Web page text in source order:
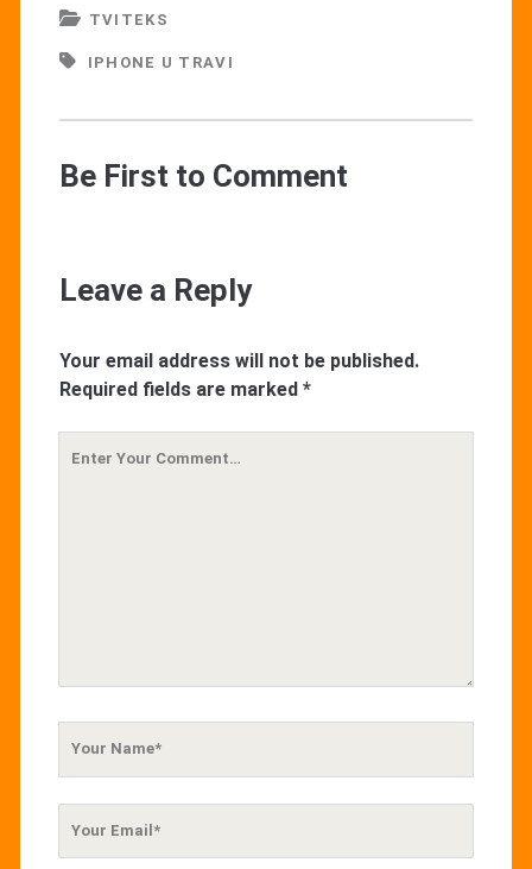
TVITEKS
IPHONE U TRAVI
Be First to Comment
Leave a Reply
Your email address will not be published.
Required fields are marked *